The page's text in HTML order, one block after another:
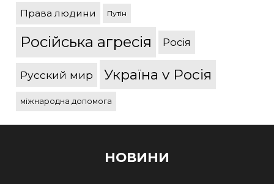
Права людини Путін
Російська агресія Росія
Русский мир Україна v Росія
міжнародна допомога
НОВИНИ